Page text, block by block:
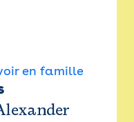
en famille